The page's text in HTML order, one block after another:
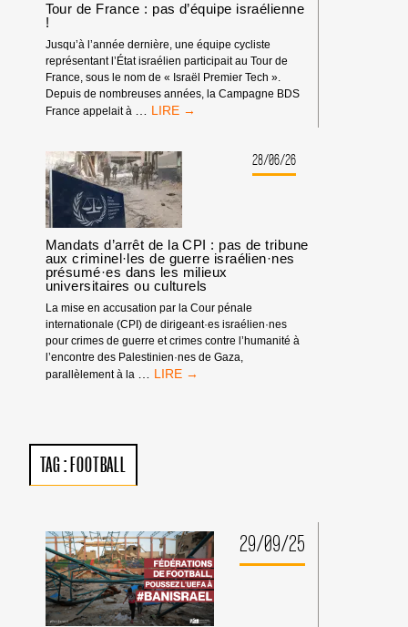
Tour de France : pas d’équipe israélienne
!
Jusqu’à l’année dernière, une équipe cycliste
représentant l’État israélien participait au Tour de
France, sous le nom de « Israël Premier Tech ».
Depuis de nombreuses années, la Campagne BDS
France appelait à
TOUR
:
PAS
D’ÉQUIPE
ISRAÉLIENNE
!
28/06/26
Mandats d’arrêt de la CPI : pas de tribune
aux criminel·les de guerre israélien·nes
présumé·es dans les milieux
universitaires ou culturels
La mise en accusation par la Cour pénale
internationale (CPI) de dirigeant·es israélien·nes
pour crimes de guerre et crimes contre l’humanité à
l’encontre des Palestinien·nes de Gaza,
parallèlement à la
MANDATS
CRIMINEL·LES
DE
GUERRE
ISRAÉLIEN·NES
PRÉSUMÉ·ES
DANS
TAG : FOOTBALL
29/09/25